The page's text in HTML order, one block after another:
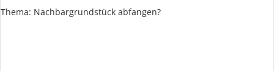
Thema: Nachbargrundstück abfangen?